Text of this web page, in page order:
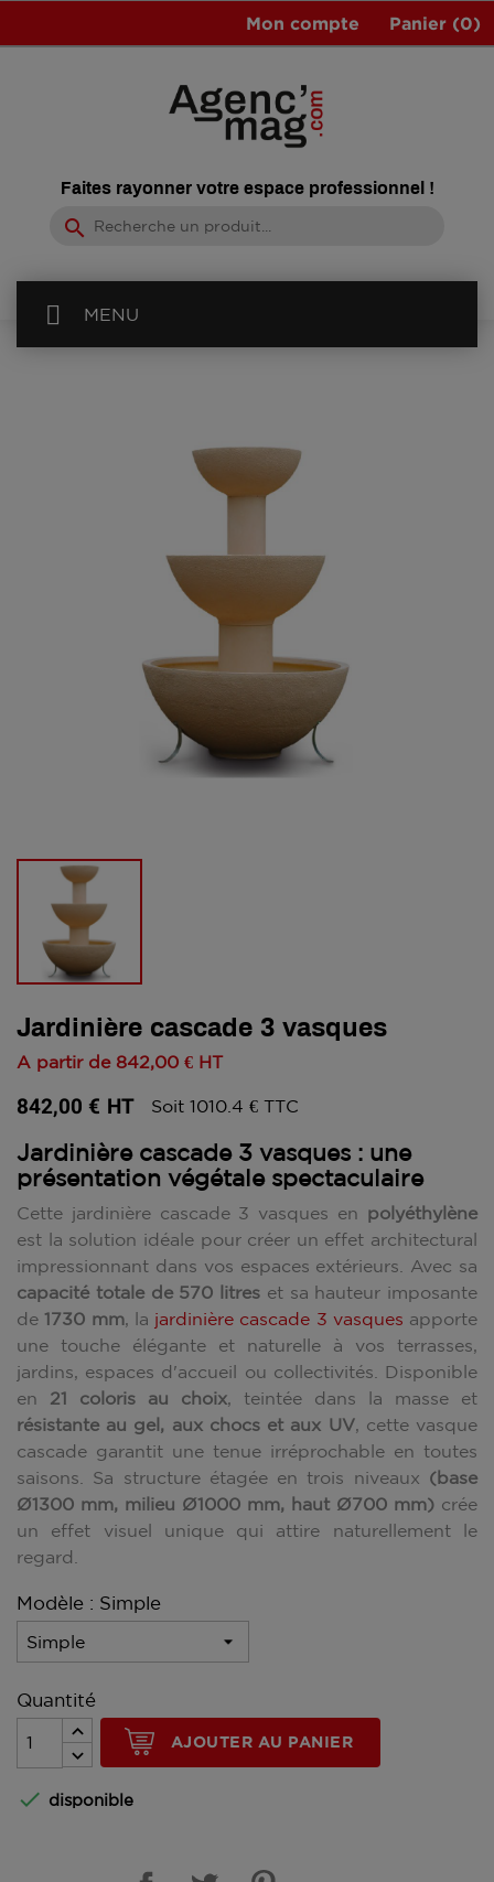
Panier (0)
Mon compte
Faites rayonner votre espace professionnel !
search
MENU
Jardinière cascade 3 vasques
A partir de 842,00 € HT
842,00 € HT Soit 1010.4 € TTC
Jardinière cascade 3 vasques : une
présentation végétale spectaculaire
Cette jardinière cascade 3 vasques en polyéthylène
est la solution idéale pour créer un effet architectural
impressionnant dans vos espaces extérieurs. Avec sa
capacité totale de 570 litres et sa hauteur imposante
de1730 mm, la jardinière cascade 3 vasques apporte
une touche élégante et naturelle à vos terrasses,
jardins, espaces d'accueil ou collectivités. Disponible
en 21 coloris au choix, teintée dans la masse et
résistante au gel, aux chocs et aux UV, cette vasque
cascade garantit une tenue irréprochable en toutes
saisons. Sa structure étagée en trois niveaux (base
Ø1300 mm, milieu Ø1000 mm, haut Ø700 mm) crée
un effet visuel unique qui attire naturellement le
regard.
Modèle : Simple
Quantité
AJOUTER AU PANIER
 disponible